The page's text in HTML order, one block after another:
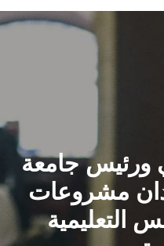
القطاعـات
الشئون الأكاديمية
البحث العلمي
ورئيس جامعة
مشروعات
التعليمية